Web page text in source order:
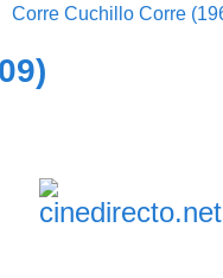
Corre Cuchillo Corre